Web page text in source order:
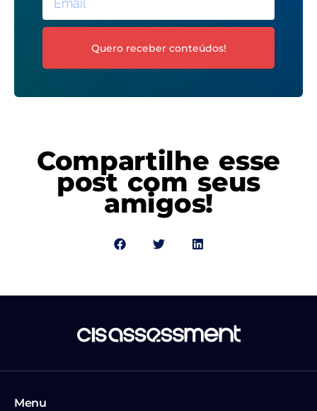
Quero receber conteúdos!
Compartilhe esse
post com seus
amigos!
Menu